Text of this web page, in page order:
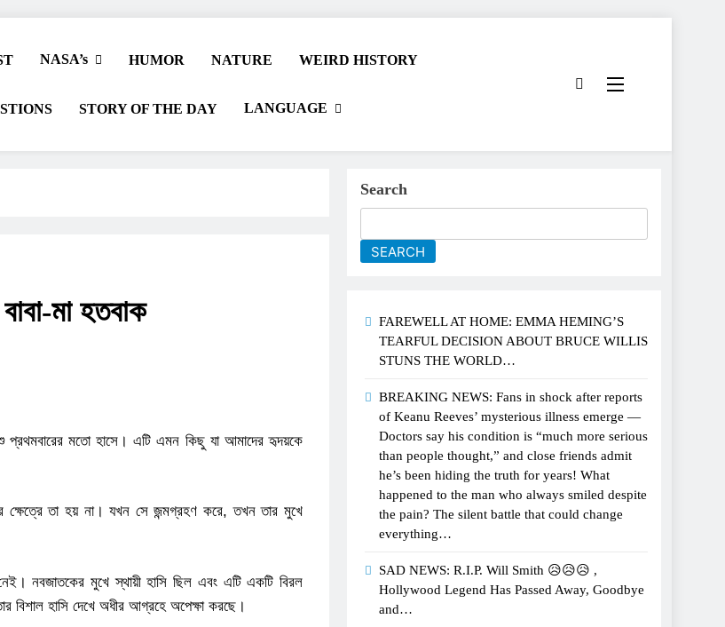
NASA’s HUMOR NATURE WEIRD HISTORY
STORY OF THE DAY LANGUAGE
মা হতবাক
প্রথমবারের মতো হাসে। এটি এমন কিছু যা আমাদের হৃদয়কে
ক্ষেত্রে তা হয় না। যখন সে জন্মগ্রহণ করে, তখন তার মুখে
নবজাতকের মুখে স্থায়ী হাসি ছিল এবং এটি একটি বিরল
বিশাল হাসি দেখে অধীর আগ্রহে অপেক্ষা করছে।
Search
SEARCH
FAREWELL AT HOME: EMMA HEMING’S
TEARFUL DECISION ABOUT BRUCE WILLIS
STUNS THE WORLD…
BREAKING NEWS: Fans in shock after reports
of Keanu Reeves’ mysterious illness emerge —
Doctors say his condition is “much more serious
than people thought,” and close friends admit
he’s been hiding the truth for years! What
happened to the man who always smiled despite
the pain? The silent battle that could change
everything…
SAD NEWS: R.I.P. Will Smith 😥😥😥 ,
Hollywood Legend Has Passed Away, Goodbye
and…